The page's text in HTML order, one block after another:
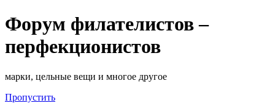
Форум филателистов –
перфекционистов
марки, цельные вещи и многое другое
Пропустить